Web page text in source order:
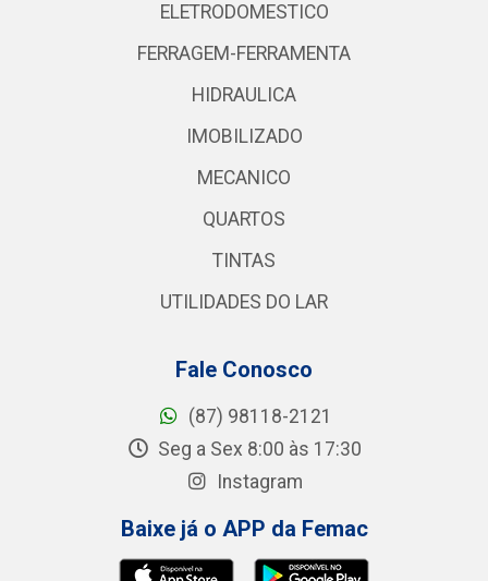
ELETRODOMESTICO
FERRAGEM-FERRAMENTA
HIDRAULICA
IMOBILIZADO
MECANICO
QUARTOS
TINTAS
UTILIDADES DO LAR
Fale Conosco
(87) 98118-2121
Seg a Sex 8:00 às 17:30
Instagram
Baixe já o APP da Femac